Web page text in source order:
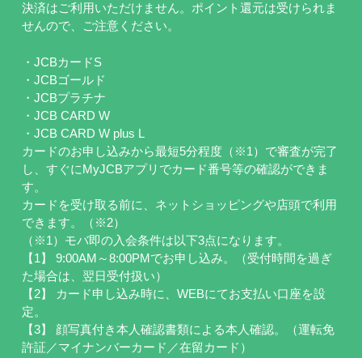
決済はご利用いただけません。ポイント還元は受けられま
せんので、ご注意ください。
・JCBカードS
・JCBゴールド
・JCBプラチナ
・JCB CARD W
・JCB CARD W plus L
カードのお申し込みから最短5分程度（※1）で審査が完了
し、すぐにMyJCBアプリでカード番号等の確認ができま
す。
カードを受け取る前に、ネットショッピングや店頭で利用
できます。（※2）
（※1）モバ即の入会条件は以下3点になります。
【1】 9:00AM～8:00PMでお申し込み。（受付時間を過ぎ
た場合は、翌日受付扱い）
【2】 カード申し込み時に、WEBにてお支払い口座を設
定。
【3】 顔写真付き本人確認書類による本人確認。（運転免
許証／マイナンバーカード／在留カード）